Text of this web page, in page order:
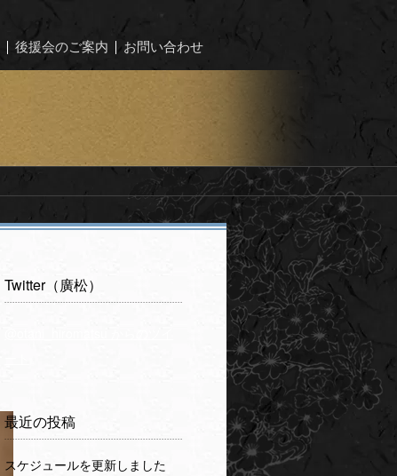
後援会のご案内 お問い合わせ
Twitter（廣松）
最近の投稿
スケジュールを更新しました